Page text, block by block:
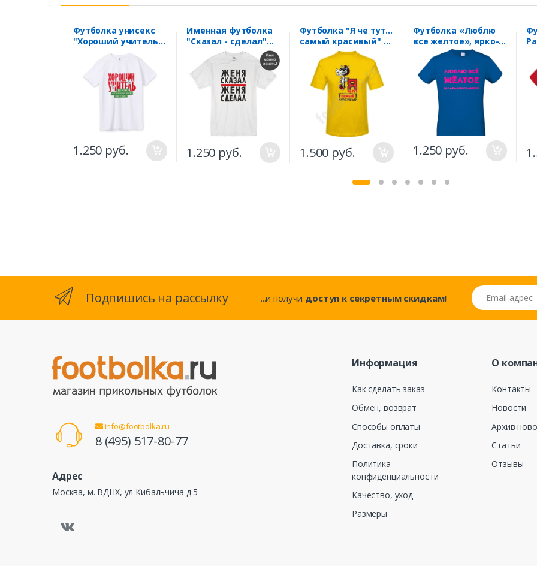
Футболка унисекс
"Хороший учитель
английского языка"
1.250 руб.
Именная футболка
"Сказал - сделал"
Ваше имя
1.250 руб.
Футболка "Я че тут...
самый красивый" /
лошадь/
1.500 руб.
Футболка «Люблю
все желтое», ярко-
синяя
1.250 руб.
Подпишись на рассылку ...и получи доступ к секретным скидкам!
Email адрес
info@footbolka.ru
8 (495) 517-80-77
Адрес
Москва, м. ВДНХ, ул Кибальчича д 5
Информация
Как сделать заказ
Обмен, возврат
Способы оплаты
Доставка, сроки
Политика
конфиденциальности
Качество, уход
Размеры
О
Контакты
Новости
Архив
Статьи
Отзывы